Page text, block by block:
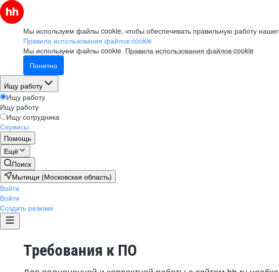
Мы используем файлы cookie, чтобы обеспечивать правильную работу
Правила использования файлов cookie
Мы используем файлы cookie. Правила использования файлов cookie
Понятно
Ищу работу
Ищу работу
Ищу работу
Ищу сотрудника
Сервисы
Помощь
Ещё
Поиск
Мытищи (Московская область)
Войти
Войти
Создать резюме
Требования к ПО